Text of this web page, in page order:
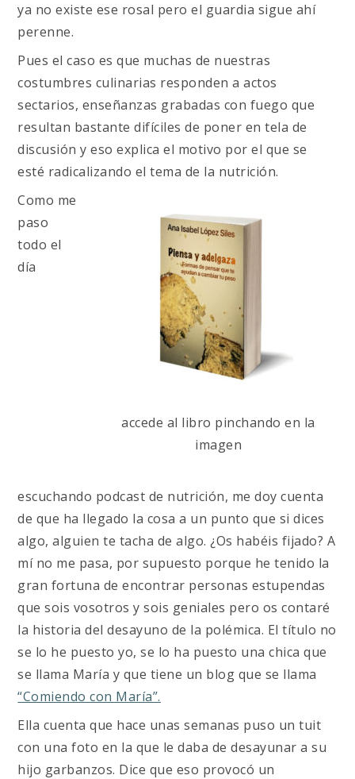
ya no existe ese rosal pero el guardia sigue ahí
perenne.
Pues el caso es que muchas de nuestras
costumbres culinarias responden a actos
sectarios, enseñanzas grabadas con fuego que
resultan bastante difíciles de poner en tela de
discusión y eso explica el motivo por el que se
esté radicalizando el tema de la nutrición.
accede al libro pinchando en la
imagen
Como me
paso
todo el
día
escuchando podcast de nutrición, me doy cuenta
de que ha llegado la cosa a un punto que si dices
algo, alguien te tacha de algo. ¿Os habéis fijado? A
mí no me pasa, por supuesto porque he tenido la
gran fortuna de encontrar personas estupendas
que sois vosotros y sois geniales pero os contaré
la historia del desayuno de la polémica. El título no
se lo he puesto yo, se lo ha puesto una chica que
se llama María y que tiene un blog que se llama
“Comiendo con María”.
Ella cuenta que hace unas semanas puso un tuit
con una foto en la que le daba de desayunar a su
hijo garbanzos. Dice que eso provocó un